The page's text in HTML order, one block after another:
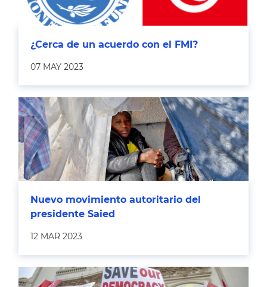
¿Cerca de un acuerdo con el FMI?
07 MAY 2023
Nuevo movimiento autoritario del
presidente Saied
12 MAR 2023